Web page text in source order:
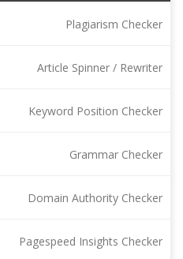
Plagiarism Checker
Article Spinner / Rewriter
Keyword Position Checker
Grammar Checker
Domain Authority Checker
Pagespeed Insights Checker